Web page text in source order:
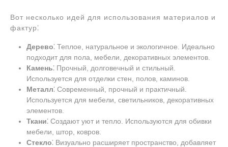
Вот несколько идей для использования материалов и
фактур⁚
Дерево⁚ Теплое, натуральное и экологичное. Идеально
подходит для пола, мебели, декоративных элементов.
Камень⁚ Прочный, долговечный и стильный.
Используется для отделки стен, полов, каминов.
Металл⁚ Современный, прочный и практичный.
Используется для мебели, светильников, декоративных
элементов.
Ткани⁚ Создают уют и тепло. Используются для обивки
мебели, штор, ковров.
Стекло⁚ Визуально расширяет пространство, добавляет